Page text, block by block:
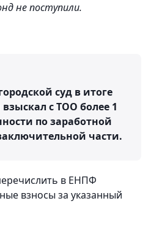
не поступили.
суд в итоге
с ТОО более 1
по заработной
части.
в ЕНПФ
взносы за указанный